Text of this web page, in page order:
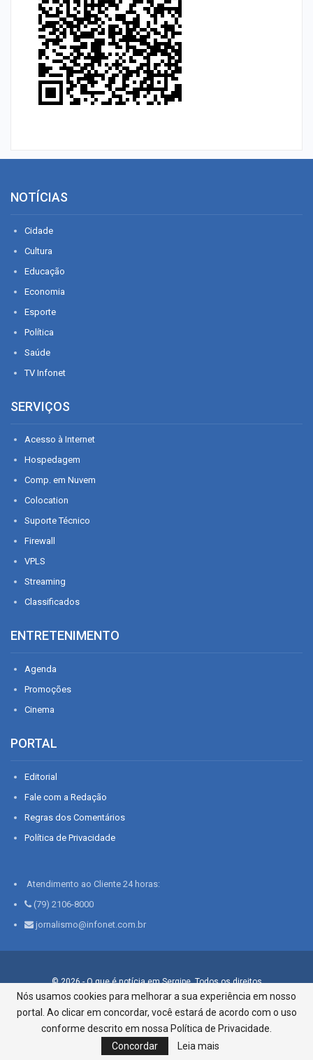
NOTÍCIAS
Cidade
Cultura
Educação
Economia
Esporte
Política
Saúde
TV Infonet
SERVIÇOS
Acesso à Internet
Hospedagem
Comp. em Nuvem
Colocation
Suporte Técnico
Firewall
VPLS
Streaming
Classificados
ENTRETENIMENTO
Agenda
Promoções
Cinema
PORTAL
Editorial
Fale com a Redação
Regras dos Comentários
Política de Privacidade
Atendimento ao Cliente 24 horas:
(79) 2106-8000
jornalismo@infonet.com.br
© 2026 - O que é notícia em Sergipe. Todos os direitos
reservados.
Infonet - Rua Monsenhor Silveira 276, Bairro São José |
Aracaju-SE, CEP 49015-030, Fone: 79.2106.8000 - CI Centro de
Informações LTDA
Nós usamos cookies para melhorar a sua experiência em nosso
portal. Ao clicar em concordar, você estará de acordo com o uso
conforme descrito em nossa Política de Privacidade.
Concordar
Leia mais